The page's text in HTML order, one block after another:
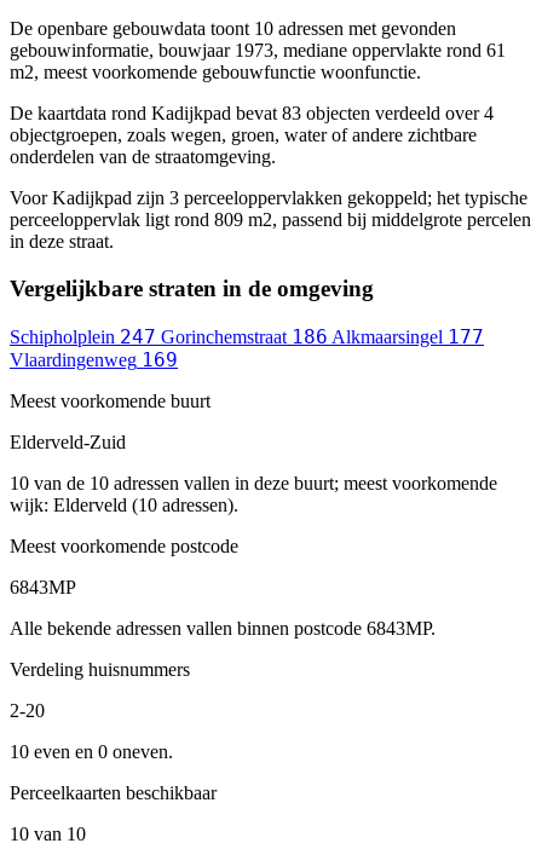
De openbare gebouwdata toont 10 adressen met gevonden
gebouwinformatie, bouwjaar 1973, mediane oppervlakte rond 61
m2, meest voorkomende gebouwfunctie woonfunctie.
De kaartdata rond Kadijkpad bevat 83 objecten verdeeld over 4
objectgroepen, zoals wegen, groen, water of andere zichtbare
onderdelen van de straatomgeving.
Voor Kadijkpad zijn 3 perceeloppervlakken gekoppeld; het typische
perceeloppervlak ligt rond 809 m2, passend bij middelgrote percelen
in deze straat.
Vergelijkbare straten in de omgeving
Schipholplein 247 Gorinchemstraat 186 Alkmaarsingel 177
Vlaardingenweg 169
Meest voorkomende buurt
Elderveld-Zuid
10 van de 10 adressen vallen in deze buurt; meest voorkomende
wijk: Elderveld (10 adressen).
Meest voorkomende postcode
6843MP
Alle bekende adressen vallen binnen postcode 6843MP.
Verdeling huisnummers
2-20
10 even en 0 oneven.
Perceelkaarten beschikbaar
10 van 10